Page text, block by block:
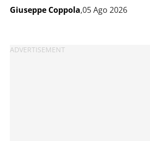
Giuseppe Coppola,05 Ago 2026